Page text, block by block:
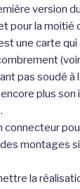
version
pour la moitié
une carte qui
pas soudé à
plus son
connecteur
montages
la